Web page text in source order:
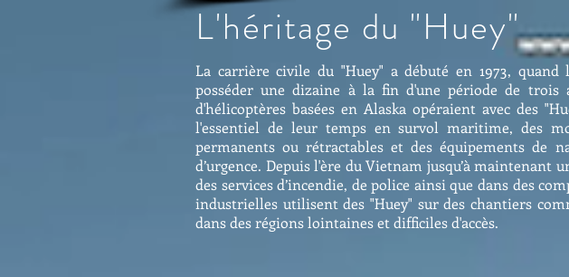
L'héritage du "Huey"
La carrière civile du "Huey" a débuté en 1973,
posséder une dizaine à la fin d'une période de trois
d'hélicoptères basées en Alaska opéraient avec des
l'essentiel de leur temps en survol maritime, des
permanents ou rétractables et des équipements de
d’urgence. Depuis l'ère du Vietnam jusqu’à maintenant
des services d’incendie, de police ainsi que dans des
industrielles utilisent des "Huey" sur des chantiers
dans des régions lointaines et difficiles d'accès.